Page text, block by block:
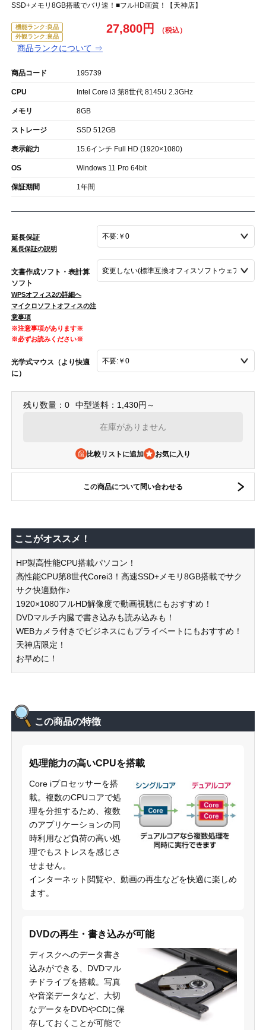
SSD+メモリ8GB搭載でバリ速！■フルHD画質！【天神店】
機能ランク:良品
外観ランク:良品
商品ランクについて ⇒
27,800円
商品コード 195739
CPU Intel Core i3 第8世代 8145U 2.3GHz
メモリ 8GB
ストレージ SSD 512GB
表示能力 15.6インチ Full HD (1920×1080)
OS Windows 11 Pro 64bit
保証期間 1年間
延長保証
延長保証の説明
文書作成ソフト・表計算
ソフト
WPSオフィス2の詳細へ
マイクロソフトオフィスの注
意事項
※注意事項があります※
※必ずお読みください※
光学式マウス（より快適
に）
残り数量：0 中型送料：1,430円～
在庫がありません
比較リストに追加
この商品について問い合わせる
ここがオススメ！
HP製高性能CPU搭載パソコン！
高性能CPU第8世代Corei3！高速SSD+メモリ8GB搭載でサク
サク快適動作♪
1920×1080フルHD解像度で動画視聴にもおすすめ！
DVDマルチ内臓で書き込みも読み込みも！
WEBカメラ付きでビジネスにもプライベートにもおすすめ！
天神店限定！
お早めに！
この商品の特徴
処理能力の高いCPUを搭載
Core iプロセッサーを搭
載。複数のCPUコアで処
理を分担するため、複数
のアプリケーションの同
時利用など負荷の高い処
理でもストレスを感じさ
せません。
インターネット閲覧や、動画の再生などを快適に楽しめ
ます。
DVDの再生・書き込みが可能
ディスクへのデータ書き
込みができる、DVDマル
チドライブを搭載。写真
や音楽データなど、大切
なデータをDVDやCDに保
存しておくことが可能で